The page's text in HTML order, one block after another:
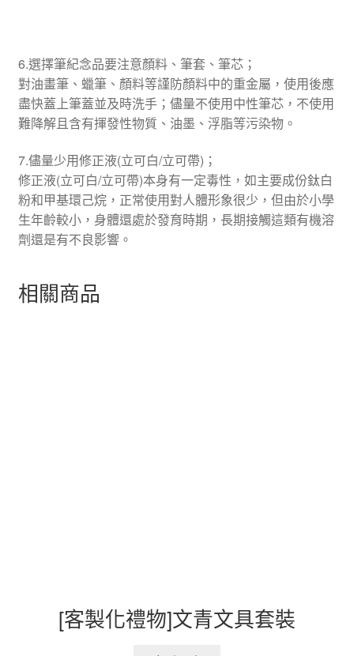
6.選擇筆紀念品要注意顏料、筆套、筆芯；
對油畫筆、蠟筆、顏料等謹防顏料中的重金屬，使用後應
盡快蓋上筆蓋並及時洗手；儘量不使用中性筆芯，不使用
難降解且含有揮發性物質、油墨、浮脂等污染物。
7.儘量少用修正液(立可白/立可帶)；
修正液(立可白/立可帶)本身有一定毒性，如主要成份鈦白
粉和甲基環己烷，正常使用對人體形象很少，但由於小學
生年齡較小，身體還處於發育時期，長期接觸這類有機溶
劑還是有不良影響。
相關商品
[客製化禮物]文青文具套裝